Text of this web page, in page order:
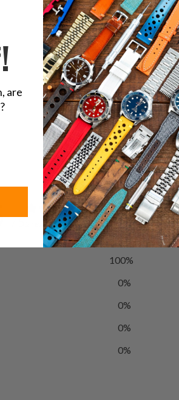
questo
su
Twitter
/ 5 2 reviews
100%
0%
0%
0%
0%
are